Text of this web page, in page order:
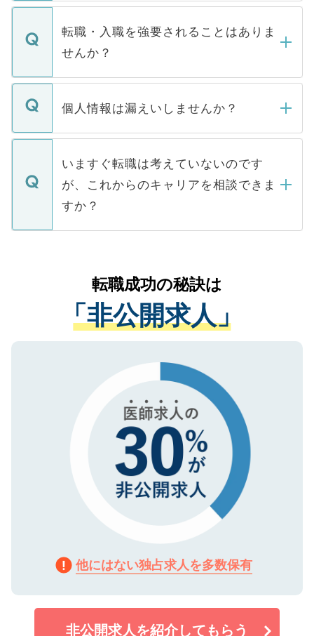
ます。通常、5営業日以内にはご連絡をせて
いただきますので、しばらくお待ちくださ
マイナビDOCTORで取り扱っている求人の
うち約3割は、Webサイトからご覧いただ
けない「非公開求人」です。非公開求人は
下記の理由によって、一般には公開してい
ません。
■応募殺到を避けるため 人気のある医療機
関を公にしてしまうと、応募が殺到する場
に、医療機関が求める条件に合った人材の
みを人材紹介会社に依頼するケースが増え
ています。
転職・入職を強要されることはありま
せんか？
転職・入職を強要することは一切ありませ
ん。また、仮に応募先から内定をいただい
定を承諾する必要はありません。内定先へ
の辞退の連絡はキャリアパートナーが行い
個人情報は漏えいしませんか？
個人情報が漏えいすることはありませんの
で、ご安心ください。当サイトからの登録
などで収集したご登録者様の個人情報は、
ご本人のキャリアアップおよび転職活動の
支援を目的に使用いたします。お預かりし
ているすべての個人データはご本人の許可
は、個人情報の取り扱いについての厳密な
管理基準を満たした事業者のみに付与され
る、プライバシーマークを取得済みです。
で、機密保持に関してもご安心ください。
いますぐ転職は考えていないのです
が、これからのキャリアを相談できま
すか？
かがいして、現在の医療機関の状況や紹介
経験をまじえながら、適切なアドバイスを
させていただきます。すぐにご転職をされ
ない方には、長期的なサポートが可能です
ので、まずはご登録ください。
転職成功の秘訣は
「非公開求人」
他にはない独占求人を多数保有
非公開求人を紹介してもらう